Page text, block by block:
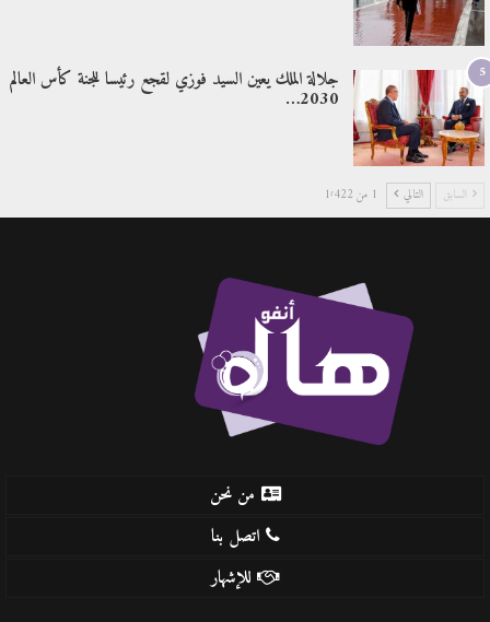
5 جلالة الملك يعين السيد فوزي لقجع رئيسا للجنة كأس العالم
2030…
السابق التالي 1 من 1٬422
من نحن
اتصل بنا
للإشهار